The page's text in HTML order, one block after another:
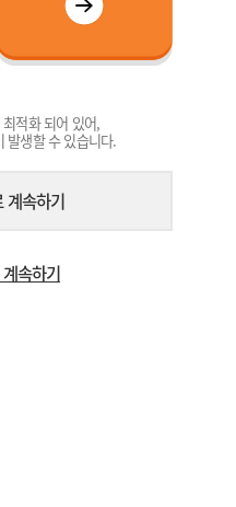
적화 되어 있어,
발생할 수 있습니다.
계속하기
속하기